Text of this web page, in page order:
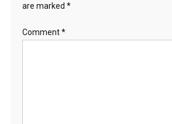
are marked *
Comment*